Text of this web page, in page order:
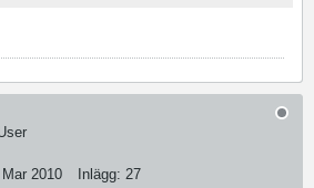
Mar 2010 Inlägg: 27